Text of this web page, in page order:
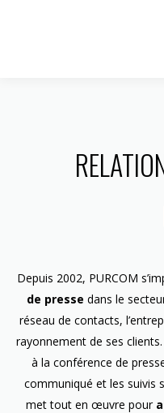
Depuis 2002, PURCOM
de presse dans le
réseau de contacts,
rayonnement de ses
à la conférence de
communiqué et les suivis
met tout en œuvre pour